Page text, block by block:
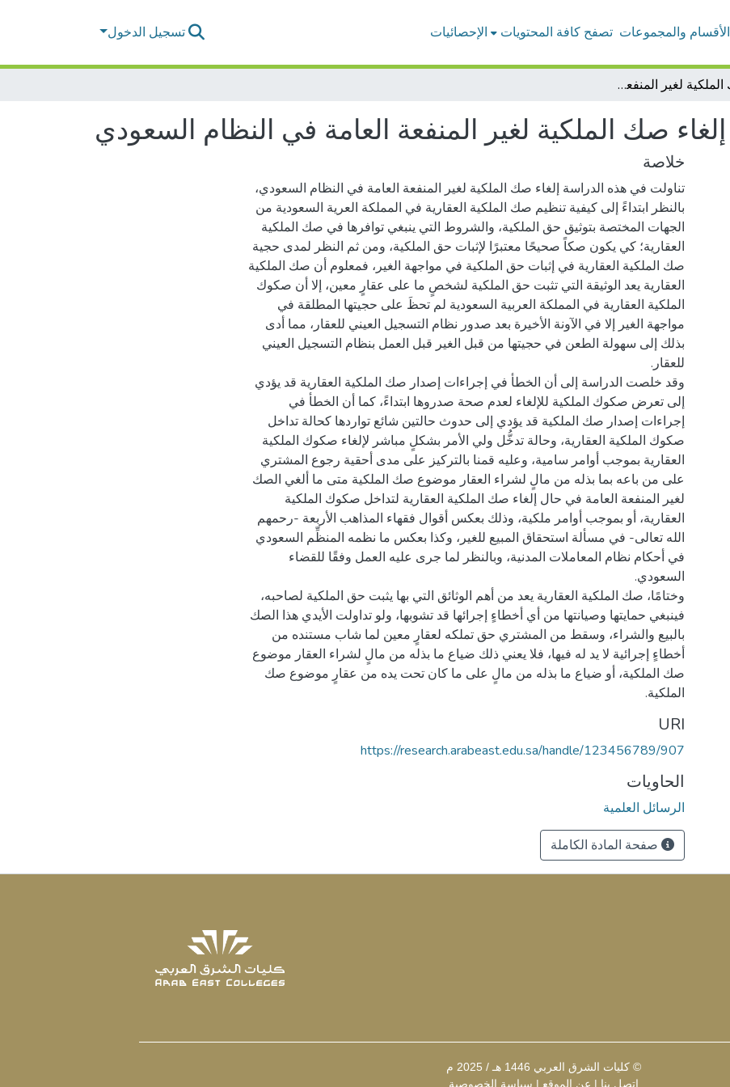
الأقسام والمجموعات تصفح كافة المحتويات الإحصائيات تسجيل الدخول
إلغاء صك الملكية لغير المنفعة العامة في النظام السعودي
إلغاء صك الملكية لغير المنفعة العامة في النظام السعودي
خلاصة
تناولت في هذه الدراسة إلغاء صك الملكية لغير المنفعة العامة في النظام السعودي،
بالنظر ابتداءً إلى كيفية تنظيم صك الملكية العقارية في المملكة العرية السعودية من
الجهات المختصة بتوثيق حق الملكية، والشروط التي ينبغي توافرها في صك الملكية
العقارية؛ كي يكون صكاً صحيحًا معتبرًا لإثبات حق الملكية، ومن ثم النظر لمدى حجية
صك الملكية العقارية في إثبات حق الملكية في مواجهة الغير، فمعلوم أن صك الملكية
العقارية يعد الوثيقة التي تثبت حق الملكية لشخصٍ ما على عقارٍ معين، إلا أن صكوك
الملكية العقارية في المملكة العربية السعودية لم تحظَ على حجيتها المطلقة في
مواجهة الغير إلا في الآونة الأخيرة بعد صدور نظام التسجيل العيني للعقار، مما أدى
بذلك إلى سهولة الطعن في حجيتها من قبل الغير قبل العمل بنظام التسجيل العيني
وقد خلصت الدراسة إلى أن الخطأ في إجراءات إصدار صك الملكية العقارية قد يؤدي
إلى تعرض صكوك الملكية للإلغاء لعدم صحة صدروها ابتداءً، كما أن الخطأ في
إجراءات إصدار صك الملكية قد يؤدي إلى حدوث حالتين شائع تواردها كحالة تداخل
صكوك الملكية العقارية، وحالة تدخُّل ولي الأمر بشكلٍ مباشر لإلغاء صكوك الملكية
العقارية بموجب أوامر سامية، وعليه قمنا بالتركيز على مدى أحقية رجوع المشتري
على من باعه بما بذله من مالٍ لشراء العقار موضوع صك الملكية متى ما ألغي الصك
لغير المنفعة العامة في حال إلغاء صك الملكية العقارية لتداخل صكوك الملكية
العقارية، أو بموجب أوامر ملكية، وذلك بعكس أقوال فقهاء المذاهب الأربعة -رحمهم
الله تعالى- في مسألة استحقاق المبيع للغير، وكذا بعكس ما نظمه المنظِّم السعودي
في أحكام نظام المعاملات المدنية، وبالنظر لما جرى عليه العمل وفقًا للقضاء
وختامًا، صك الملكية العقارية يعد من أهم الوثائق التي بها يثبت حق الملكية لصاحبه،
فينبغي حمايتها وصيانتها من أي أخطاءٍ إجرائها قد تشوبها، ولو تداولت الأيدي هذا الصك
بالبيع والشراء، وسقط من المشتري حق تملكه لعقارٍ معين لما شاب مستنده من
أخطاءٍ إجرائية لا يد له فيها، فلا يعني ذلك ضياع ما بذله من مالٍ لشراء العقار موضوع
صك الملكية، أو ضياع ما بذله من مالٍ على ما كان تحت يده من عقارٍ موضوع صك
الملكية.
URI
https://research.arabeast.edu.sa/handle/123456789/907
الحاويات
الرسائل العلمية
صفحة المادة الكاملة
© كليات الشرق العربي 1446 هـ / 2025 م
إتصل بنا | عن الموقع | سياسة الخصوصية